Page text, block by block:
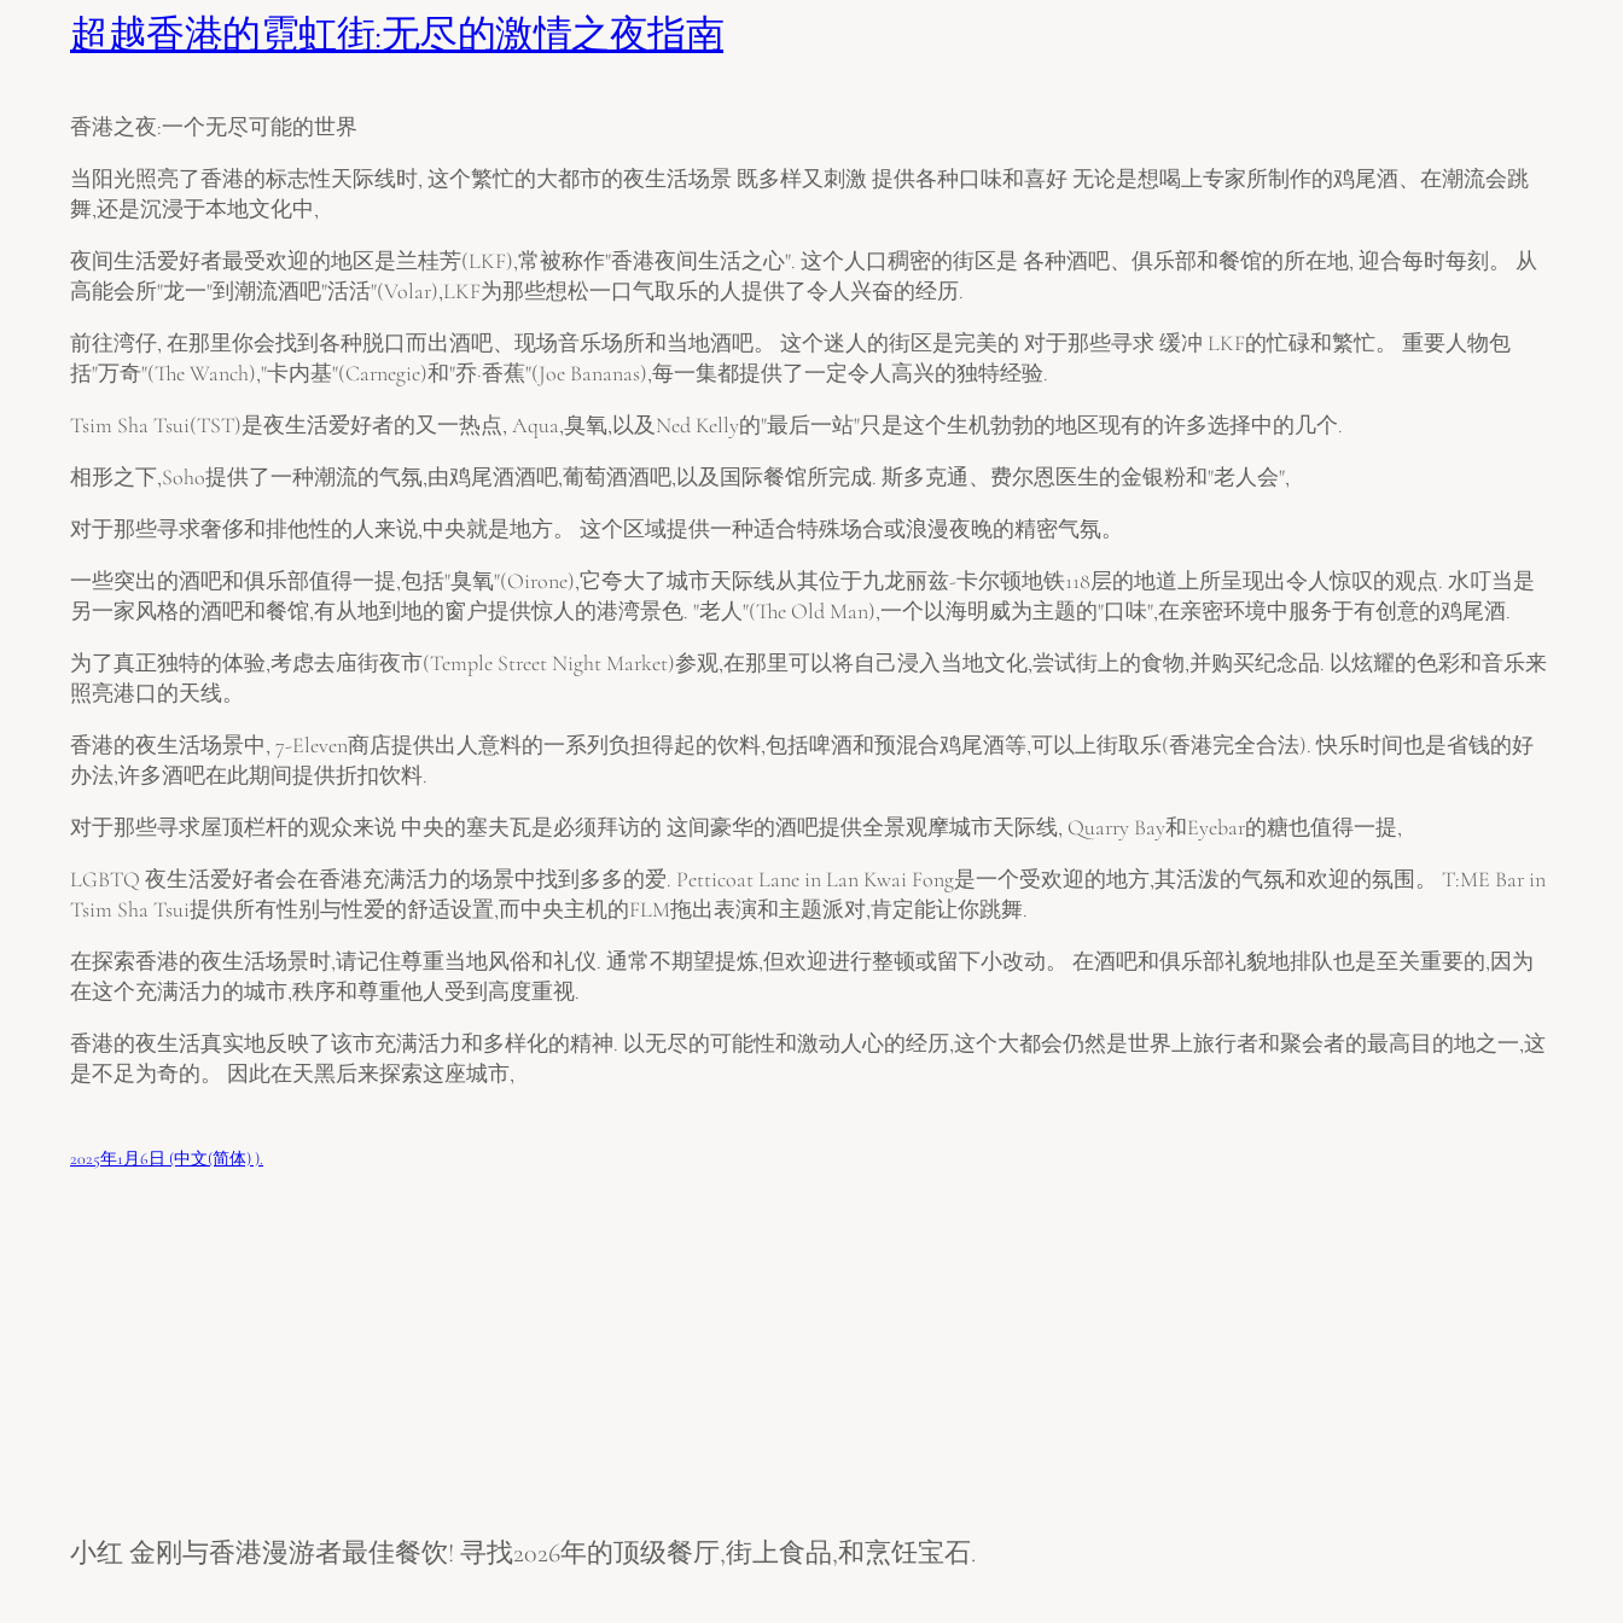
超越香港的霓虹街:无尽的激情之夜指南
香港之夜:一个无尽可能的世界
当阳光照亮了香港的标志性天际线时, 这个繁忙的大都市的夜生活场景 既多样又刺激 提供各种口味和喜好 无论是想喝上专家所制作的鸡尾酒、在潮流会跳
舞,还是沉浸于本地文化中,
夜间生活爱好者最受欢迎的地区是兰桂芳(LKF),常被称作"香港夜间生活之心". 这个人口稠密的街区是 各种酒吧、俱乐部和餐馆的所在地, 迎合每时每刻。 从
高能会所"龙一"到潮流酒吧"活活"(Volar),LKF为那些想松一口气取乐的人提供了令人兴奋的经历.
前往湾仔, 在那里你会找到各种脱口而出酒吧、现场音乐场所和当地酒吧。 这个迷人的街区是完美的 对于那些寻求 缓冲 LKF的忙碌和繁忙。 重要人物包
括"万奇"(The Wanch),"卡内基"(Carnegie)和"乔·香蕉"(Joe Bananas),每一集都提供了一定令人高兴的独特经验.
Tsim Sha Tsui(TST)是夜生活爱好者的又一热点, Aqua,臭氧,以及Ned Kelly的"最后一站"只是这个生机勃勃的地区现有的许多选择中的几个.
相形之下,Soho提供了一种潮流的气氛,由鸡尾酒酒吧,葡萄酒酒吧,以及国际餐馆所完成. 斯多克通、费尔恩医生的金银粉和"老人会",
对于那些寻求奢侈和排他性的人来说,中央就是地方。 这个区域提供一种适合特殊场合或浪漫夜晚的精密气氛。
一些突出的酒吧和俱乐部值得一提,包括"臭氧"(Oirone),它夸大了城市天际线从其位于九龙丽兹-卡尔顿地铁118层的地道上所呈现出令人惊叹的观点. 水叮当是
另一家风格的酒吧和餐馆,有从地到地的窗户提供惊人的港湾景色. "老人"(The Old Man),一个以海明威为主题的"口味",在亲密环境中服务于有创意的鸡尾酒.
为了真正独特的体验,考虑去庙街夜市(Temple Street Night Market)参观,在那里可以将自己浸入当地文化,尝试街上的食物,并购买纪念品. 以炫耀的色彩和音乐来
照亮港口的天线。
香港的夜生活场景中, 7-Eleven商店提供出人意料的一系列负担得起的饮料,包括啤酒和预混合鸡尾酒等,可以上街取乐(香港完全合法). 快乐时间也是省钱的好
办法,许多酒吧在此期间提供折扣饮料.
对于那些寻求屋顶栏杆的观众来说 中央的塞夫瓦是必须拜访的 这间豪华的酒吧提供全景观摩城市天际线, Quarry Bay和Eyebar的糖也值得一提,
LGBTQ 夜生活爱好者会在香港充满活力的场景中找到多多的爱. Petticoat Lane in Lan Kwai Fong是一个受欢迎的地方,其活泼的气氛和欢迎的氛围。 T:ME Bar in
Tsim Sha Tsui提供所有性别与性爱的舒适设置,而中央主机的FLM拖出表演和主题派对,肯定能让你跳舞.
在探索香港的夜生活场景时,请记住尊重当地风俗和礼仪. 通常不期望提炼,但欢迎进行整顿或留下小改动。 在酒吧和俱乐部礼貌地排队也是至关重要的,因为
在这个充满活力的城市,秩序和尊重他人受到高度重视.
香港的夜生活真实地反映了该市充满活力和多样化的精神. 以无尽的可能性和激动人心的经历,这个大都会仍然是世界上旅行者和聚会者的最高目的地之一,这
是不足为奇的。 因此在天黑后来探索这座城市,
2025年1月6日 (中文(简体) ).
小红 金刚与香港漫游者最佳餐饮! 寻找2026年的顶级餐厅,街上食品,和烹饪宝石.